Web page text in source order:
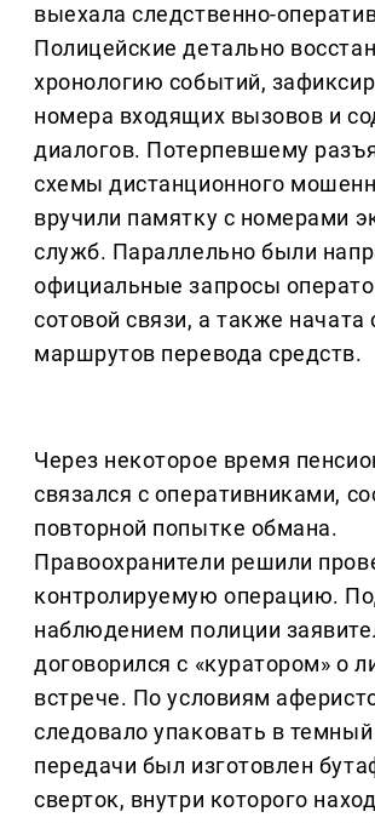
выехала следственно-
Полицейские детально
хронологию событий,
номера входящих вызовов и
диалогов. Потерпевшему
схемы дистанционного
вручили памятку с номерами
служб. Параллельно были
официальные запросы
сотовой связи, а также начата
маршрутов перевода средств.
Через некоторое время
связался с оперативниками,
повторной попытке обмана.
Правоохранители решили
контролируемую операцию.
наблюдением полиции
договорился с «куратором» о
встрече. По условиям
следовало упаковать в
передачи был изготовлен
сверток, внутри которого